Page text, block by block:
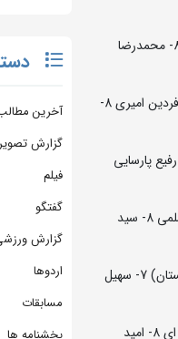
70 کیلوگرم: 1- محمدعلی عموزاد 2- مرتضی قیاسی 3- ماهان کاوسی و محمد عمویی 5- امید ملکی و کیارش ترابی 7- کیلن محمودجانلو 8- محمدرضا
74 کیلوگرم: 1- امیرحسین حسینی 2- علی اکبر فضلی 3- علی رضایی و ماهان خرمگاه 5- سلمان علیزاده (افغانستان) و پژمان ذوالفقار 7- فردین امیری 8-
آقائی و معین فتوحی 5- مهدی شفیعی 6- امیرمحمد زرین کام 7- محمد رفیع پارسایی
86 کیلوگرم: 1- رضا افشار 2- سجاد غلامی 3- رضا سلیمانیان و علیرضا کریمی 5- محمدحسین نوروزیان و یزدان ذی حیات 7- امیرعلی مسلمی 8- سید
92 کیلوگرم: 1- هادی شرفبیانی 2- امیررضا علی پور 3- جواد فتح خانی و حسین رسولی 5- میلاد احمدی و ابوالفضل حسین خانی (افغانستان) 7- سهیل
97 کیلوگرم: 1- ابوالفضل بابالو 2- احمد بذری 3- حسین مفیدی و امیرعلی آقاخانی 5- عرفان علیزاده و امیرمحمد شفاهی 7- امیر طه برفه ای 8- امید
آخرین
گزارش
فیلم
گفتگو
گزارش
اردوها
مسابقات
بخشنامه ها